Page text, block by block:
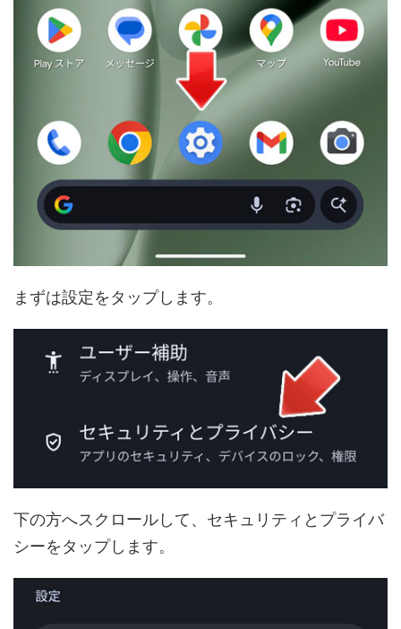
まずは設定をタップします。
下の方へスクロールして、セキュリティとプライバ
シーをタップします。